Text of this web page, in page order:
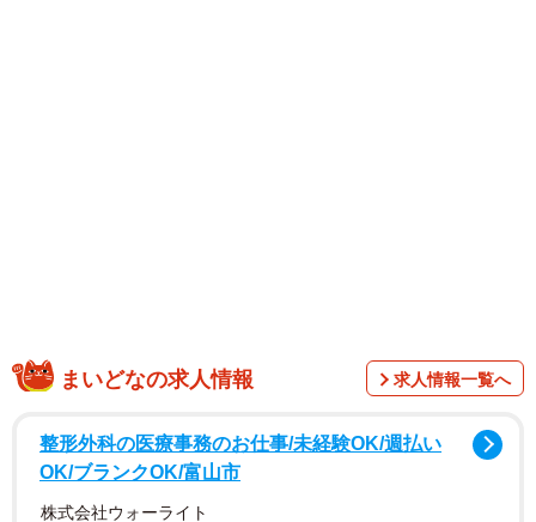
まいどなの求人情報 求人情報一覧へ
整形外科の医療事務のお仕事/未経験OK/週払い
OK/ブランクOK/富山市
株式会社ウォーライト